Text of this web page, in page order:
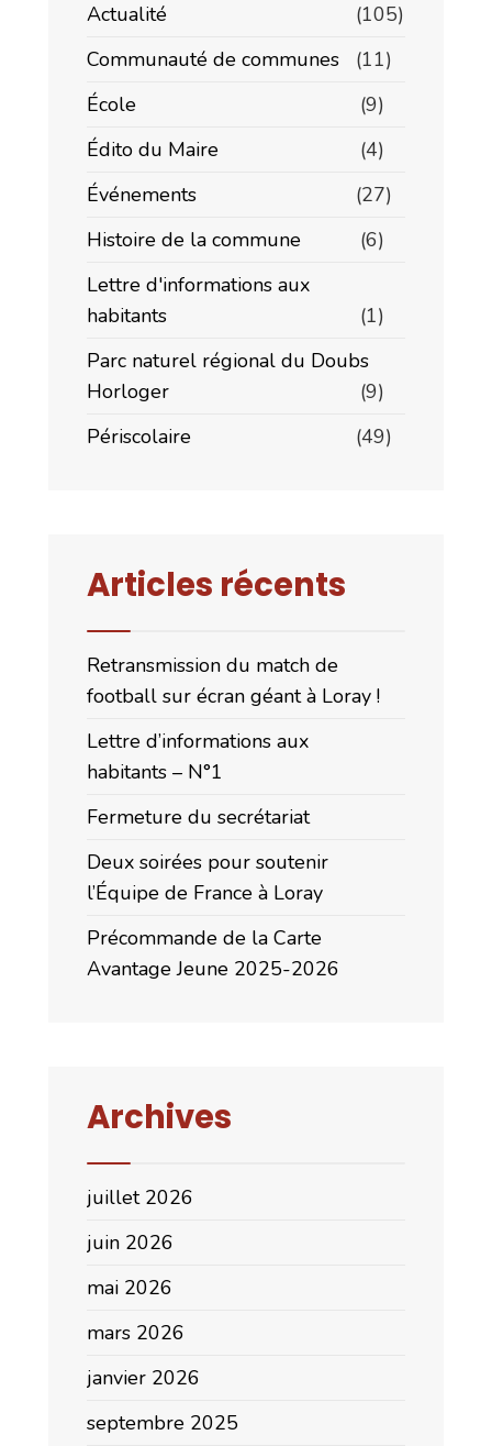
Actualité
(105)
Communauté de communes
(11)
École
(9)
Édito du Maire
(4)
Événements
(27)
Histoire de la commune
(6)
Lettre d'informations aux
habitants
(1)
Parc naturel régional du Doubs
Horloger
(9)
Périscolaire
(49)
Articles récents
Retransmission du match de
football sur écran géant à Loray !
Lettre d’informations aux
habitants – N°1
Fermeture du secrétariat
Deux soirées pour soutenir
l’Équipe de France à Loray
Précommande de la Carte
Avantage Jeune 2025-2026
Archives
juillet 2026
juin 2026
mai 2026
mars 2026
janvier 2026
septembre 2025